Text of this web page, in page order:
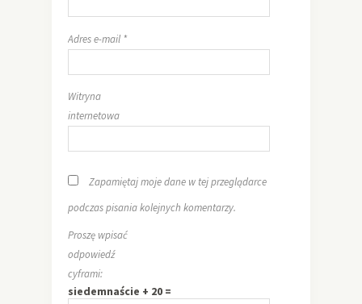
Adres e-mail *
Witryna
internetowa
Zapamiętaj moje dane w tej przeglądarce
podczas pisania kolejnych komentarzy.
Proszę wpisać
odpowiedź
cyframi:
siedemnaście + 20 =